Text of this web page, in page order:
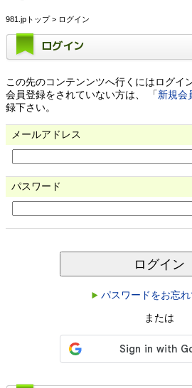
981.jpトップ> ログイン
ログイン
この先のコンテンンツへ行くにはログイ
会員登録をされていない方は、 「新規会
録下さい。
メールアドレス
パスワード
ログイン
パスワードをお忘れ
または